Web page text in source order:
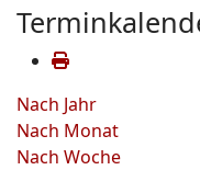
Nach Jahr
Nach Monat
Nach Woche